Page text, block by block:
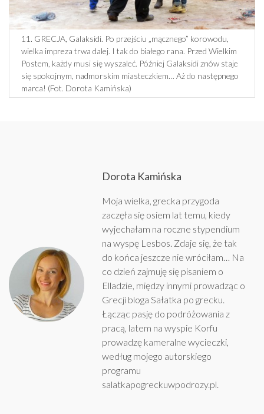
11. GRECJA, Galaksidi. Po przejściu „mącznego” korowodu,
wielka impreza trwa dalej. I tak do białego rana. Przed Wielkim
Postem, każdy musi się wyszaleć. Później Galaksidi znów staje
się spokojnym, nadmorskim miasteczkiem… Aż do następnego
marca! (Fot. Dorota Kamińska)
Dorota Kamińska
Moja wielka, grecka przygoda
zaczęła się osiem lat temu, kiedy
wyjechałam na roczne stypendium
na wyspę Lesbos. Zdaje się, że tak
do końca jeszcze nie wróciłam… Na
co dzień zajmuję się pisaniem o
Elladzie, między innymi prowadząc o
Grecji bloga Sałatka po grecku
Łącząc pasję do podróżowania z
pracą, latem na wyspie Korfu
prowadzę kameralne wycieczki,
według mojego autorskiego
programu
salatkapogreckuwpodrozy.pl